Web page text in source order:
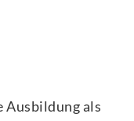
Ausbildung als